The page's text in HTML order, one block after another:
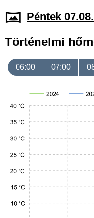
Péntek
Történelmi
06:00 07:00